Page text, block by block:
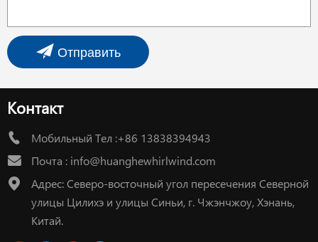
Отправить
Контакт
Мобильный Тел :+86 13838394943
Почта : info@huanghewhirlwind.com
Адрес: Северо-восточный угол пересечения Северной
улицы Цилихэ и улицы Синьи, г. Чжэнчжоу, Хэнань,
Китай.